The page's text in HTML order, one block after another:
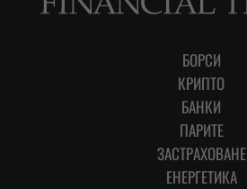
БОРСИ
КРИПТО
БАНКИ
ПАРИТЕ
ЗАСТРАХОВАНЕ
ЕНЕРГЕТИКА